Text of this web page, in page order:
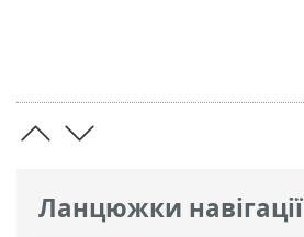
Ланцюжки навігації